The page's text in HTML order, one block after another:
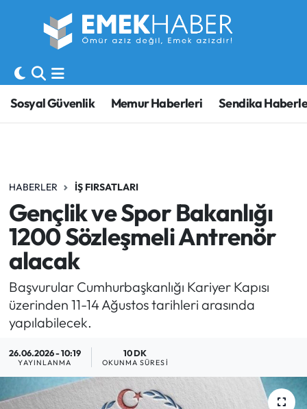
Sosyal Güvenlik Memur Haberleri Sendika
HABERLER İŞ FIRSATLARI
Gençlik ve Spor Bakanlığı
1200 Sözleşmeli Antrenör
alacak
Başvurular Cumhurbaşkanlığı Kariyer Kapısı
üzerinden 11-14 Ağustos tarihleri arasında
yapılabilecek.
26.06.2026 - 10:19
YAYINLANMA
10 DK
OKUNMA SÜRESI
Sosyal Güvenlik
Sendika
SORU-CEVAP
Memur
Emekli
İşveren
İş Fırsatları
Yargı Kararları
Araştırma-Rapor
Hava Durumu
Trafik Durumu
Süper Lig Puan Durumu ve Fikstür
Son Dakika Haberleri
Haber Arşivi